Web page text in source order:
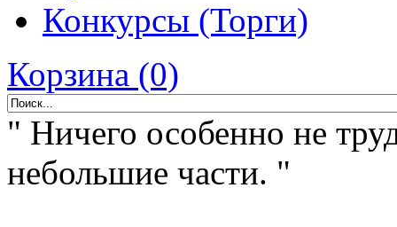
Конкурсы (Торги)
Корзина (0)
" Ничего особенно не
небольшие части. "